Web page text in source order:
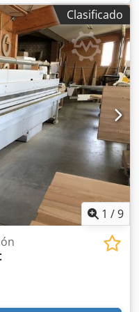
multifuncional: sí
11 m/min
Clasificado
1 /9